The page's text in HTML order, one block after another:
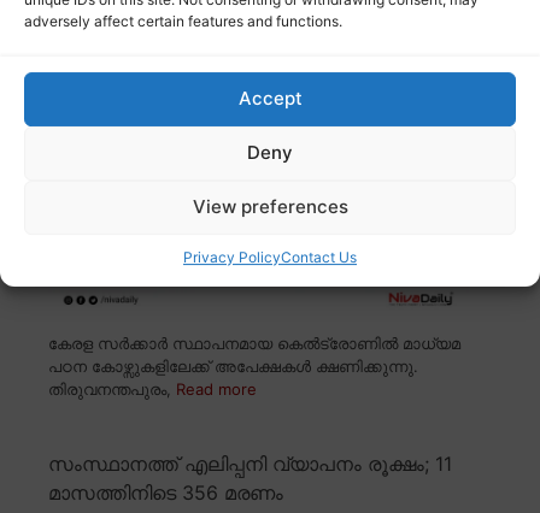
adversely affect certain features and functions.
Accept
Deny
View preferences
Privacy PolicyContact Us
12
കേരള സർക്കാർ സ്ഥാപനമായ കെൽട്രോണിൽ മാധ്യമ
പഠന കോഴ്സുകളിലേക്ക് അപേക്ഷകൾ ക്ഷണിക്കുന്നു.
തിരുവനന്തപുരം, Read more
സംസ്ഥാനത്ത് എലിപ്പനി വ്യാപനം രൂക്ഷം; 11
മാസത്തിനിടെ 356 മരണം